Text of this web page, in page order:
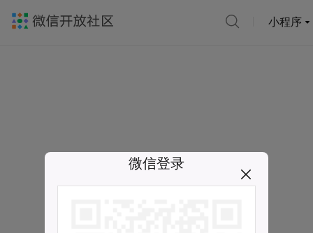
小程序
微信登录